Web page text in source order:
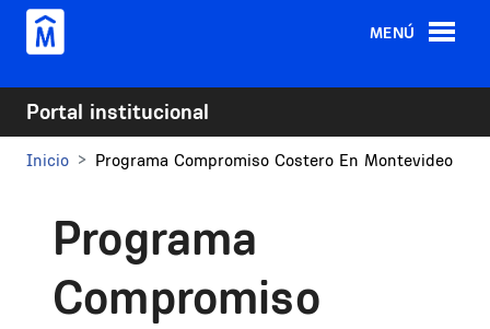
Pasar al contenido principal
MENÚ
Portal institucional
Inicio Programa Compromiso Costero En Montevideo
Programa
Compromiso